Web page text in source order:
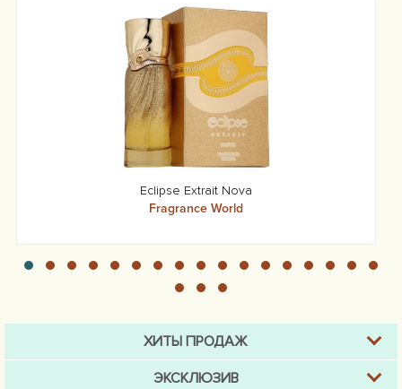
Eclipse Extrait Nova
Fragrance World
ХИТЫ ПРОДАЖ
ЭКСКЛЮЗИВ